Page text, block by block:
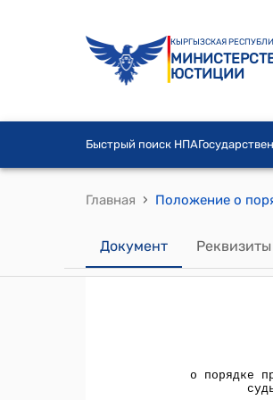
КЫРГЫЗСКАЯ
ЮСТИЦИИ
Быстрый поиск НПА
Главная ›
Документ Реквизиты